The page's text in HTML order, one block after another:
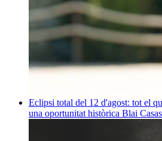
Eclipsi total del 12 d'agost: tot el
una oportunitat històrica Blai Casas